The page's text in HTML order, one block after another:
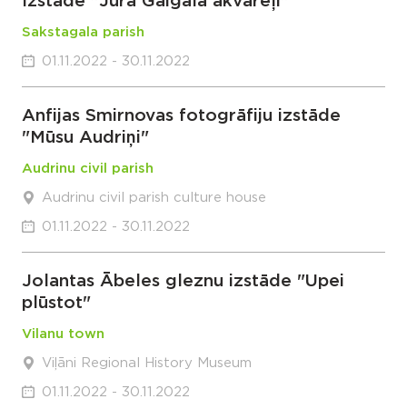
Sakstagala parish
01.11.2022 - 30.11.2022
Anfijas Smirnovas fotogrāfiju izstāde
"Mūsu Audriņi"
Audrinu civil parish
Audrinu civil parish culture house
01.11.2022 - 30.11.2022
Jolantas Ābeles gleznu izstāde "Upei
plūstot"
Vilanu town
Viļāni Regional History Museum
01.11.2022 - 30.11.2022